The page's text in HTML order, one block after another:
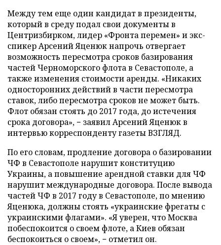
Между тем еще один кандидат в президенты,
который в среду подал свои документы в
Центризбирком, лидер «Фронта перемен» и экс-
спикер Арсений Яценюк напрочь отвергает
возможность пересмотра сроков базирования
частей Черноморского флота в Севастополе, а
также изменения стоимости аренды. «Никаких
односторонних действий в части пересмотра
ставок, либо пересмотра сроков не может быть.
Флот обязан стоять до 2017 года, до истечения
срока договора», − заявил Арсений Яценюк в
интервью корреспонденту газеты ВЗГЛЯД.
По его словам, продление договора о базировании
ЧФ в Севастополе нарушит конституцию
Украины, а повышение арендной ставки для ЧФ
нарушит международные договора. После вывода
частей ЧФ в 2017 году в Севастополе, по мнению
Яценюка, должны стоять «украинские фрегаты с
украинскими флагами». «Я уверен, что Москва
побеспокоится о своем флоте, а Киев обязан
беспокоиться о своем», − отметил он.